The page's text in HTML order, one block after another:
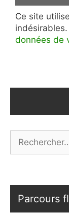
Ce site
indésirables.
données de
Parcours